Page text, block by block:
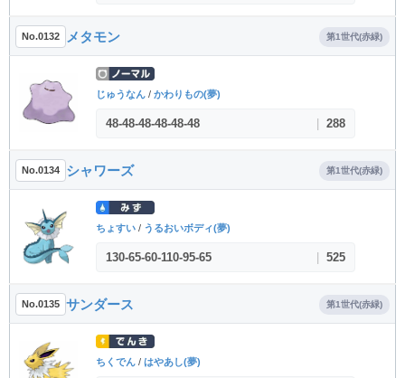
No.0132 メタモン 第1世代(赤緑)
じゅうなん / かわりもの(夢)
48-48-48-48-48-48 288
No.0134 シャワーズ 第1世代(赤緑)
ちょすい / うるおいボディ(夢)
130-65-60-110-95-65 525
No.0135 サンダース 第1世代(赤緑)
ちくでん / はやあし(夢)